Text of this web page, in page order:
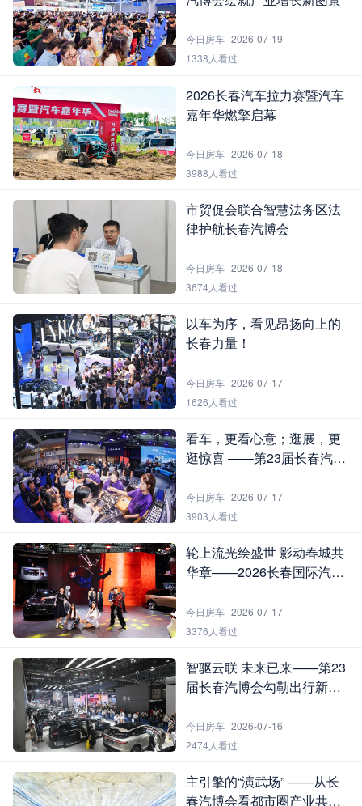
今日房车 2026-07-19
1338人看过
2026长春汽车拉力赛暨汽车
嘉年华燃擎启幕
今日房车 2026-07-18
3988人看过
市贸促会联合智慧法务区法
律护航长春汽博会
今日房车 2026-07-18
3674人看过
以车为序，看见昂扬向上的
长春力量！
今日房车 2026-07-17
1626人看过
看车，更看心意；逛展，更
逛惊喜 ——第23届长春汽博
今日房车 2026-07-17
3903人看过
轮上流光绘盛世 影动春城共
华章——2026长春国际汽车
今日房车 2026-07-17
3376人看过
智驱云联 未来已来——第23
届长春汽博会勾勒出行新图
今日房车 2026-07-16
2474人看过
主引擎的“演武场” ——从长
春汽博会看都市圈产业共创